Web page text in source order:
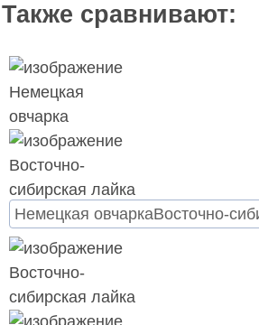
Также сравнивают:
Немецкая овчаркаВосточно-